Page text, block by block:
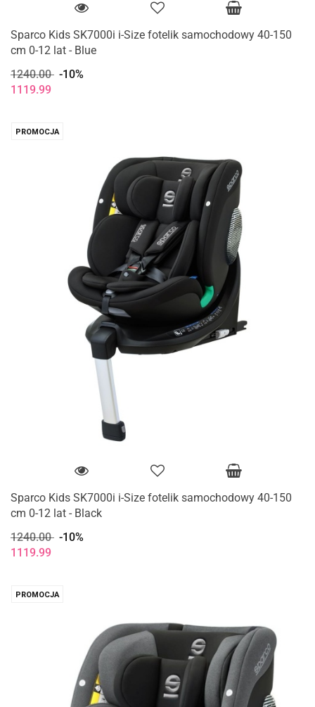
Sparco Kids SK7000i i-Size fotelik samochodowy 40-150
cm 0-12 lat - Blue
1240.00 -10%
1119.99
PROMOCJA
Sparco Kids SK7000i i-Size fotelik samochodowy 40-150
cm 0-12 lat - Black
1240.00 -10%
1119.99
PROMOCJA